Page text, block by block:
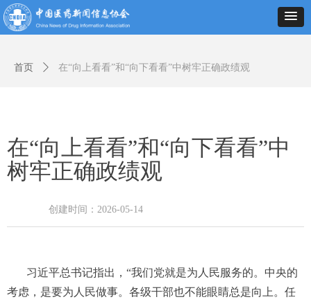
在“向上看看”和“向下看看”中
树牢正确政绩观
习近平总书记指出，“我们党就是为人民服务的。中央的
考虑，是要为人民做事。各级干部也不能眼睛总是向上。任
创建时间： 2026-05-14
首页 ꄲ 在“向上看看”和“向下看看”中树牢正确政绩观